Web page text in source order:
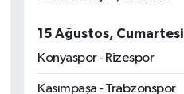
15 Ağustos, Cumartesi
Konyaspor - Rizespor
Kasımpaşa - Trabzonspor